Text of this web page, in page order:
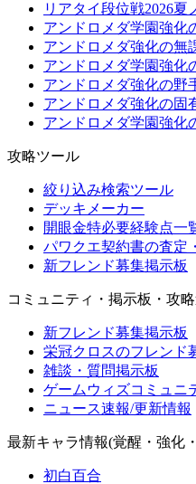
リアタイ段位戦2026
アンドロメダ学園強化
アンドロメダ強化の無
アンドロメダ学園強化
アンドロメダ強化の野
アンドロメダ強化の固
アンドロメダ学園強化
攻略ツール
絞り込み検索ツール
デッキメーカー
開眼金特必要経験点一
パワクエ契約書の査定
新フレンド募集掲示板
コミュニティ・掲示板・攻
新フレンド募集掲示板
栄冠クロスのフレンド
雑談・質問掲示板
ゲームウィズコミュニ
ニュース速報/更新情報
最新キャラ情報(覚醒・強化
初白百合